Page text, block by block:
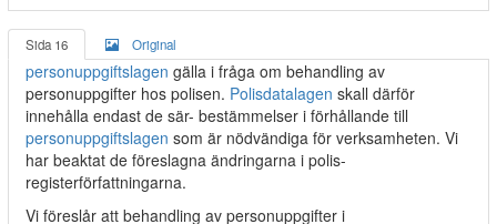
Sida 16 Original
personuppgiftslagen gälla i fråga om behandling av
personuppgifter hos polisen. Polisdatalagen skall därför
innehålla endast de sär- bestämmelser i förhållande till
personuppgiftslagen som är nödvändiga för verksamheten. Vi
har beaktat de föreslagna ändringarna i polis-
registerförfattningarna.
Vi föreslår att behandling av personuppgifter i